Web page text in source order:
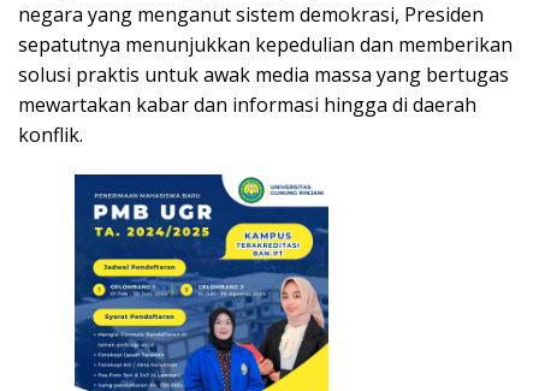
negara yang menganut sistem demokrasi, Presiden
sepatutnya menunjukkan kepedulian dan memberikan
solusi praktis untuk awak media massa yang bertugas
mewartakan kabar dan informasi hingga di daerah
konflik.